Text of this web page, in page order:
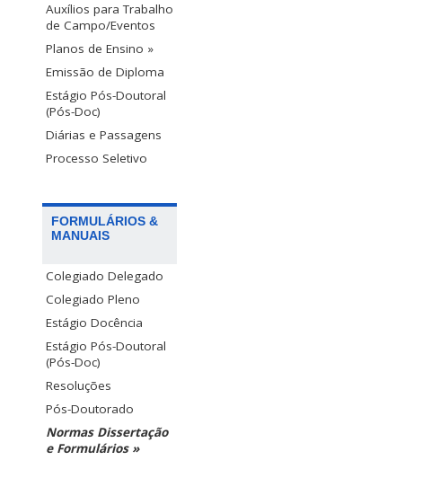
Auxílios para Trabalho
de Campo/Eventos
Planos de Ensino »
Emissão de Diploma
Estágio Pós-Doutoral
(Pós-Doc)
Diárias e Passagens
Processo Seletivo
FORMULÁRIOS &
MANUAIS
Colegiado Delegado
Colegiado Pleno
Estágio Docência
Estágio Pós-Doutoral
(Pós-Doc)
Resoluções
Pós-Doutorado
Normas Dissertação
e Formulários »